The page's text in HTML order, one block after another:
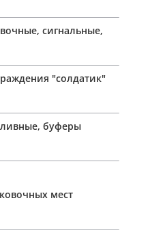
сигнальные,
"солдатик"
буферы
мест